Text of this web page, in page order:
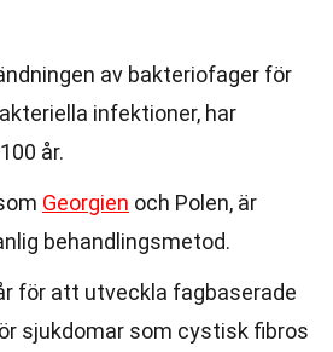
av bakteriofager för
infektioner, har
år.
Georgien och Polen, är
behandlingsmetod.
för att utveckla fagbaserade
sjukdomar som cystisk fibros